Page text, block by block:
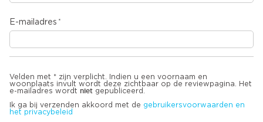
E-mailadres
Velden met * zijn verplicht. Indien u een voornaam en
woonplaats invult wordt deze zichtbaar op de reviewpagina. Het
e-mailadres wordt niet gepubliceerd.
Ik ga bij verzenden akkoord met de gebruikersvoorwaarden en
het privacybeleid